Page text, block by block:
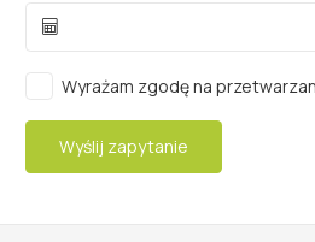
Wyrażam zgodę na
Wyślij zapytanie